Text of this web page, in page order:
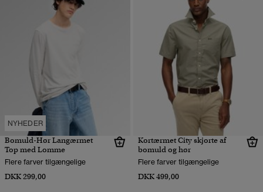
NYHEDER
Bomuld-Hør Langærmet
Top med Lomme
Flere farver tilgængelige
DKK 299,00
Kortærmet City skjorte af
bomuld og hør
Flere farver tilgængelige
DKK 499,00